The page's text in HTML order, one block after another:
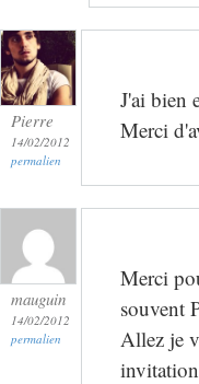
Pierre
14/02/2012
permalien
J'ai bien
Merci
mauguin
14/02/2012
permalien
Merci
souvent
Allez je